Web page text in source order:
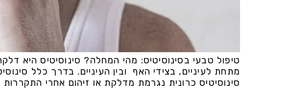
טיפול טבעי בסינוסיטיס: מהי המחלה? סינוסיטיס היא
מתחת לעיניים, בצידי האף ובין העיניים. בדרך כלל
סינוסיטיס כרונית נגרמת מדלקת או זיהום אחרי